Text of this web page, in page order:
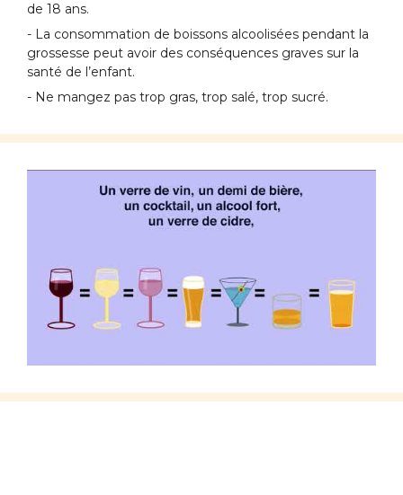
de 18 ans.
- La consommation de boissons alcoolisées pendant la
grossesse peut avoir des conséquences graves sur la
santé de l’enfant.
- Ne mangez pas trop gras, trop salé, trop sucré.